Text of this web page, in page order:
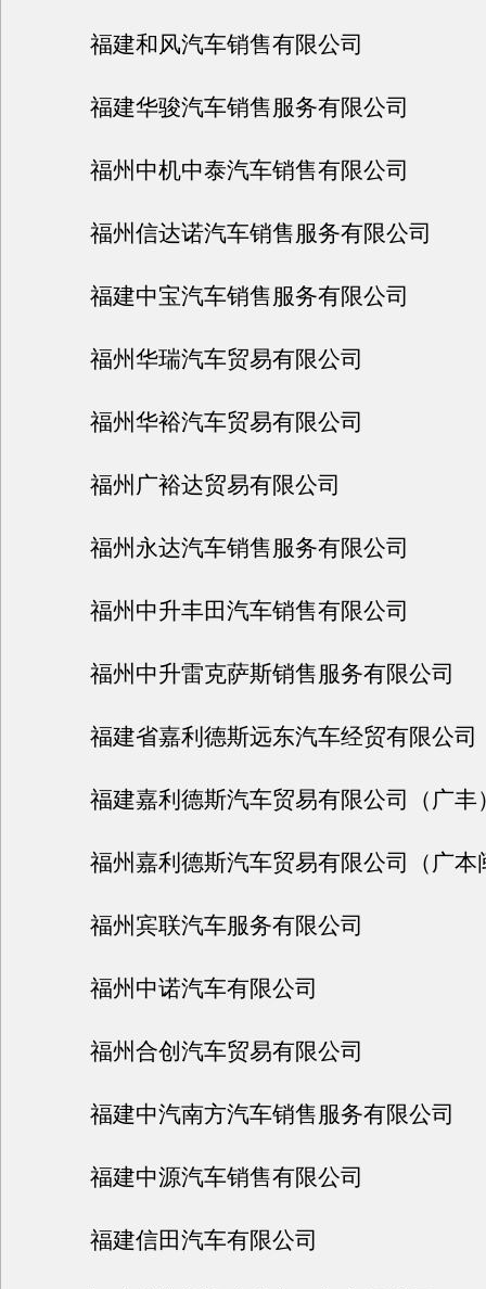
福建和风汽车销售有限公司
福建华骏汽车销售服务有限公司
福州中机中泰汽车销售有限公司
福州信达诺汽车销售服务有限公司
福建中宝汽车销售服务有限公司
福州华瑞汽车贸易有限公司
福州华裕汽车贸易有限公司
福州广裕达贸易有限公司
福州永达汽车销售服务有限公司
福州中升丰田汽车销售有限公司
福州中升雷克萨斯销售服务有限公司
福建省嘉利德斯远东汽车经贸有限公司
福建嘉利德斯汽车贸易有限公司（广丰
福州嘉利德斯汽车贸易有限公司（广本
福州宾联汽车服务有限公司
福州中诺汽车有限公司
福州合创汽车贸易有限公司
福建中汽南方汽车销售服务有限公司
福建中源汽车销售有限公司
福建信田汽车有限公司